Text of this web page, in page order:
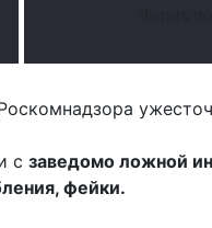
с заведомо ложной
фейки.